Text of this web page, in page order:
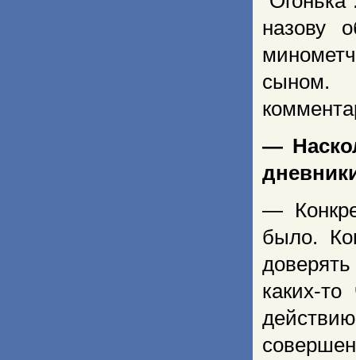
назову
сыном.
—
—
было.
каких-